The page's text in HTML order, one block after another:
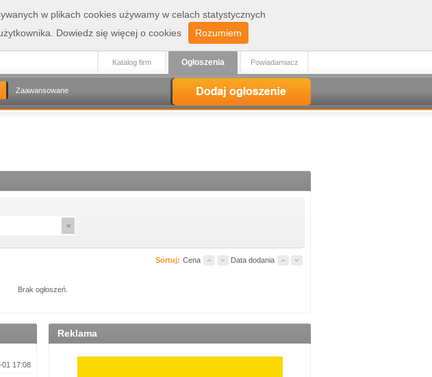
Zaloguj
Zaawansowane
Powiadamiacz
Ogłoszenia
Katalog firm
Sortuj: Cena Data dodania
Brak ogłoszeń.
01 17:08
Reklama
w plikach cookies używamy w celach statystycznych
Dowiedz się więcej o cookies Rozumiem